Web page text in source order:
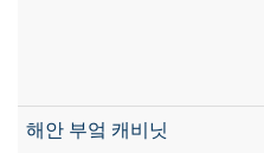
해안 부엌 캐비닛